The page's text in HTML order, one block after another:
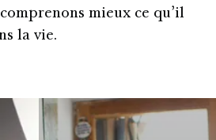
mieux ce qu’il
la vie.